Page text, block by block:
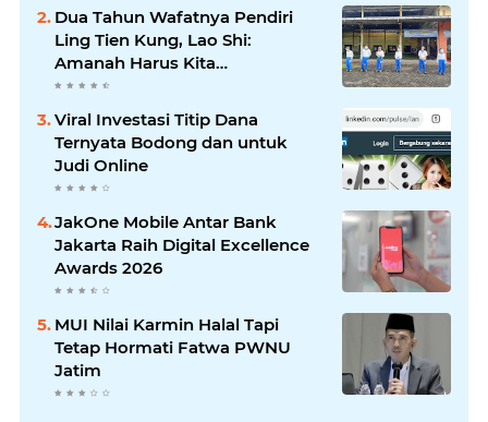
Dua Tahun Wafatnya Pendiri
Ling Tien Kung, Lao Shi:
Amanah Harus Kita
Laksanakan!
Viral Investasi Titip Dana
Ternyata Bodong dan untuk
Judi Online
JakOne Mobile Antar Bank
Jakarta Raih Digital Excellence
Awards 2026
MUI Nilai Karmin Halal Tapi
Tetap Hormati Fatwa PWNU
Jatim